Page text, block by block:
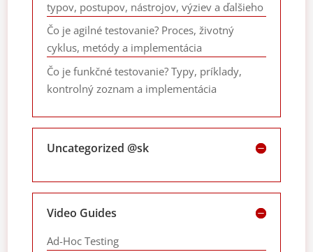
typov, postupov, nástrojov, výziev a ďalšieho
Čo je agilné testovanie? Proces, životný
cyklus, metódy a implementácia
Čo je funkčné testovanie? Typy, príklady,
kontrolný zoznam a implementácia
Uncategorized @sk
Video Guides
Ad-Hoc Testing